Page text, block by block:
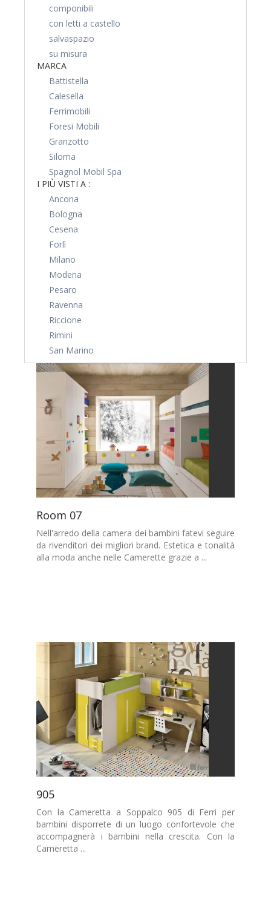
componibili
con letti a castello
salvaspazio
su misura
MARCA
Battistella
Calesella
Ferrimobili
Foresi Mobili
Granzotto
Siloma
Spagnol Mobil Spa
I PIÙ VISTI A :
Ancona
Bologna
Cesena
Forlì
Milano
Modena
Pesaro
Ravenna
Riccione
Rimini
San Marino
Room 07
Nell'arredo della camera dei bambini fatevi seguire
da rivenditori dei migliori brand. Estetica e tonalità
alla moda anche nelle Camerette grazie a ...
905
Con la Cameretta a Soppalco 905 di Ferri per
bambini disporrete di un luogo confortevole che
accompagnerà i bambini nella crescita. Con la
Cameretta ...